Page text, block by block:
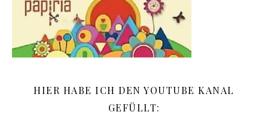
HIER HABE ICH DEN YOUTUBE KANAL
GEFÜLLT: